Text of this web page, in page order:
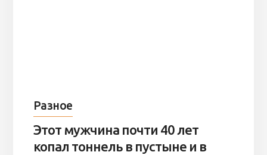
Разное
Этот мужчина почти 40 лет
копал тоннель в пустыне и в